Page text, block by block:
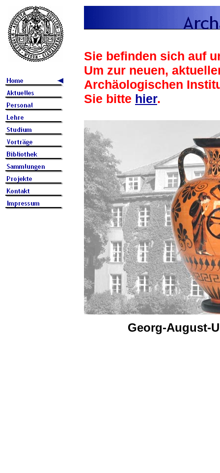
Sie befinden sich auf
Um zur neuen,
Archäologischen
Sie bitte hier.
Georg-August-